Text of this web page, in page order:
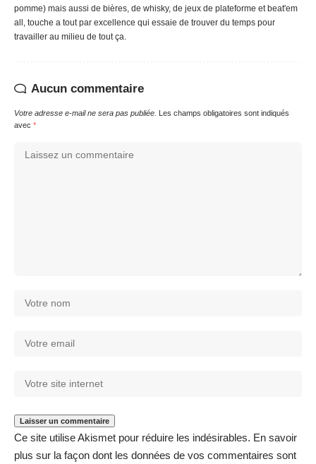
pomme) mais aussi de bières, de whisky, de jeux de plateforme et beat'em
all, touche a tout par excellence qui essaie de trouver du temps pour
travailler au milieu de tout ça.
Aucun commentaire
Votre adresse e-mail ne sera pas publiée. Les champs obligatoires sont indiqués
avec *
Ce site utilise Akismet pour réduire les indésirables. En savoir
plus sur la façon dont les données de vos commentaires sont